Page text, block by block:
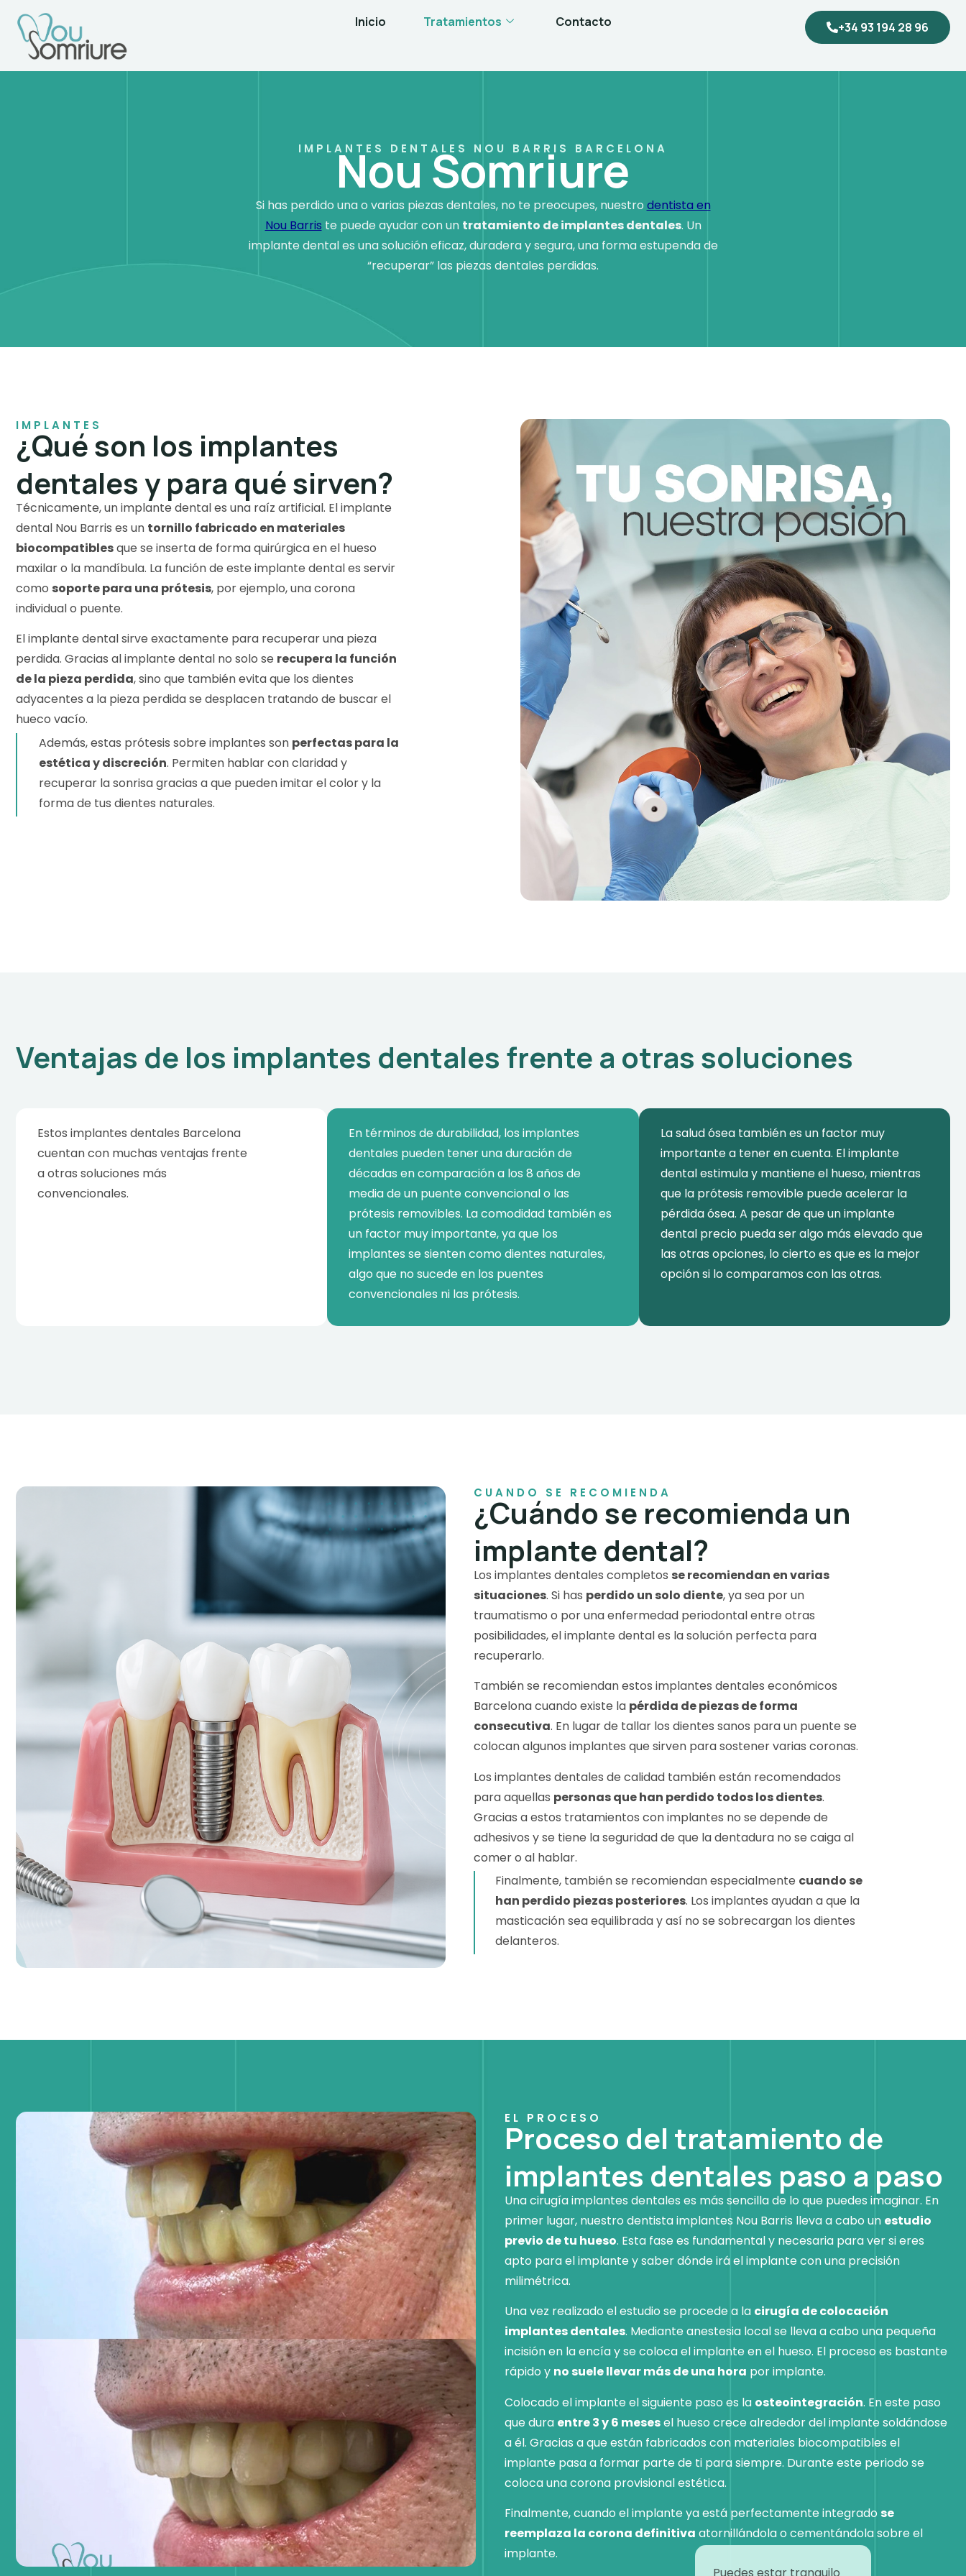
Inicio Tratamientos Contacto +34 93 194 28 96
IMPLANTES DENTALES NOU BARRIS BARCELONA
Nou Somriure
Si has perdido una o varias piezas dentales, no te preocupes, nuestro dentista en
Nou Barris te puede ayudar con un tratamiento de implantes dentales. Un
implante dental es una solución eficaz, duradera y segura, una forma estupenda de
“recuperar” las piezas dentales perdidas.
IMPLANTES
¿Qué son los implantes
dentales y para qué sirven?
Técnicamente, un implante dental es una raíz artificial. El implante
dental Nou Barris es un tornillo fabricado en materiales
biocompatiblesque se inserta de forma quirúrgica en el hueso
maxilar o la mandíbula. La función de este implante dental es servir
como soporte para una prótesis, por ejemplo, una corona
individual o puente.
El implante dental sirve exactamente para recuperar una pieza
perdida. Gracias al implante dental no solo se recupera la función
de la pieza perdida, sino que también evita que los dientes
adyacentes a la pieza perdida se desplacen tratando de buscar el
hueco vacío.
Además, estas prótesis sobre implantes son perfectas para la
estética y discreción. Permiten hablar con claridad y
recuperar la sonrisa gracias a que pueden imitar el color y la
forma de tus dientes naturales.
Ventajas de los implantes dentales frente a otras soluciones
Estos implantes dentales Barcelona
cuentan con muchas ventajas frente
a otras soluciones más
convencionales.
En términos de durabilidad, los implantes
dentales pueden tener una duración de
décadas en comparación a los 8 años de
media de un puente convencional o las
prótesis removibles. La comodidad también es
un factor muy importante, ya que los
implantes se sienten como dientes naturales,
algo que no sucede en los puentes
convencionales ni las prótesis.
La salud ósea también es un factor muy
importante a tener en cuenta. El implante
dental estimula y mantiene el hueso, mientras
que la prótesis removible puede acelerar la
pérdida ósea. A pesar de que un implante
dental precio pueda ser algo más elevado que
las otras opciones, lo cierto es que es la mejor
opción si lo comparamos con las otras.
CUANDO SE RECOMIENDA
¿Cuándo se recomienda un
implante dental?
Los implantes dentales completos se recomiendan en varias
situaciones. Si has perdido un solo diente, ya sea por un
traumatismo o por una enfermedad periodontal entre otras
posibilidades, el implante dental es la solución perfecta para
recuperarlo.
También se recomiendan estos implantes dentales económicos
Barcelona cuando existe la pérdida de piezas de forma
consecutiva. En lugar de tallar los dientes sanos para un puente se
colocan algunos implantes que sirven para sostener varias coronas.
Los implantes dentales de calidad también están recomendados
para aquellas personas que han perdido todos los dientes.
Gracias a estos tratamientos con implantes no se depende de
adhesivos y se tiene la seguridad de que la dentadura no se caiga al
comer o al hablar.
Finalmente, también se recomiendan especialmentecuando se
han perdido piezas posteriores . Los implantes ayudan a que la
masticación sea equilibrada y así no se sobrecargan los dientes
delanteros.
EL PROCESO
Proceso del tratamiento de
implantes dentales paso a paso
Una cirugía implantes dentales es más sencilla de lo que puedes imaginar. En
primer lugar, nuestro dentista implantes Nou Barris lleva a cabo un estudio
previo de tu hueso. Esta fase es fundamental y necesaria para ver si eres
apto para el implante y saber dónde irá el implante con una precisión
milimétrica.
Una vez realizado el estudio se procede a la cirugía de colocación
implantes dentales. Mediante anestesia local se lleva a cabo una pequeña
incisión en la encía y se coloca el implante en el hueso. El proceso es bastante
rápido y no suele llevar más de una hora por implante.
Colocado el implante el siguiente paso es la osteointegración. En este paso
que dura entre 3 y 6 mesesel hueso crece alrededor del implante soldándose
a él. Gracias a que están fabricados con materiales biocompatibles el
implante pasa a formar parte de ti para siempre. Durante este periodo se
coloca una corona provisional estética.
Finalmente, cuando el implante ya está perfectamente integrado se
reemplaza la corona definitiva atornillándola o cementándola sobre el
implante.